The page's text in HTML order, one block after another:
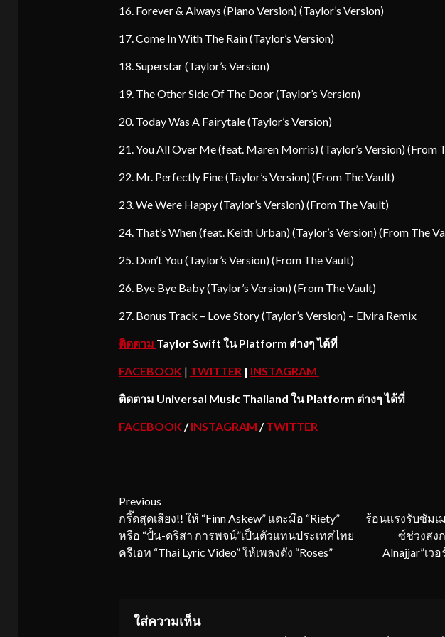
16. Forever & Always (Piano Version) (Taylor’s Version)
17. Come In With The Rain (Taylor’s Version)
18. Superstar (Taylor’s Version)
19. The Other Side Of The Door (Taylor’s Version)
20. Today Was A Fairytale (Taylor’s Version)
21. You All Over Me (feat. Maren Morris) (Taylor’s Version) (From
22. Mr. Perfectly Fine (Taylor’s Version) (From The Vault)
23. We Were Happy (Taylor’s Version) (From The Vault)
24. That’s When (feat. Keith Urban) (Taylor’s Version) (From The
25. Don’t You (Taylor’s Version) (From The Vault)
26. Bye Bye Baby (Taylor’s Version) (From The Vault)
27. Bonus Track – Love Story (Taylor’s Version) – Elvira Remix
ติดตาม Taylor Swift ใน Platform ต่างๆ ได้ที่
FACEBOOK | TWITTER | INSTAGRAM
ติดตาม Universal Music Thailand ใน Platform ต่างๆ ได้ที่
FACEBOOK /INSTAGRAM /TWITTER
Continue
Reading
Previous
กรี๊ดสุดเสียง!! ให้ “Finn Askew” แตะมือ “Riety”
หรือ “ปั๋น-ดริสา การพจน์”เป็นตัวแทนประเทศไทย
ครีเอท “Thai Lyric Video” ให้เพลงดัง “Roses”
ร้อนแรงรับซัมเ
ซ์ช่วงสง
Alnajjar”เว
ใส่ความเห็น